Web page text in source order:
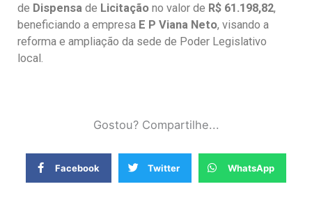
de Dispensa de Licitação no valor de R$ 61.198,82,
beneficiando a empresa E P Viana Neto, visando a
reforma e ampliação da sede de Poder Legislativo
local.
Gostou? Compartilhe...
Facebook Twitter WhatsApp